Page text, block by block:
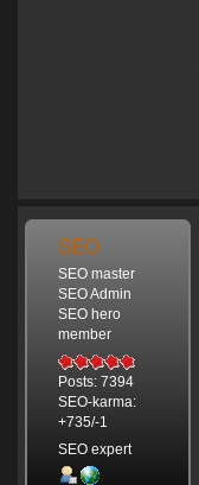
SEO
SEO master
SEO Admin
SEO hero
member
Posts: 7394
SEO-karma:
+735/-1
SEO expert